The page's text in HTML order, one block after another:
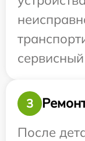
3
После